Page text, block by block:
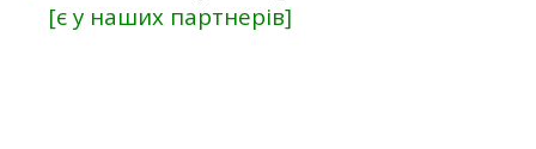
[є у наших партнерів]